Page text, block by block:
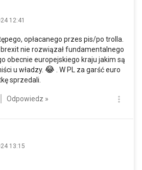
12:41
opłacanego przes pis/po trolla.
nie rozwiązał fundamentalnego
obecnie europejskiego kraju jakim są
u władzy. 😂 . W PL za garść euro
sprzedali.
Odpowiedz »
13:15